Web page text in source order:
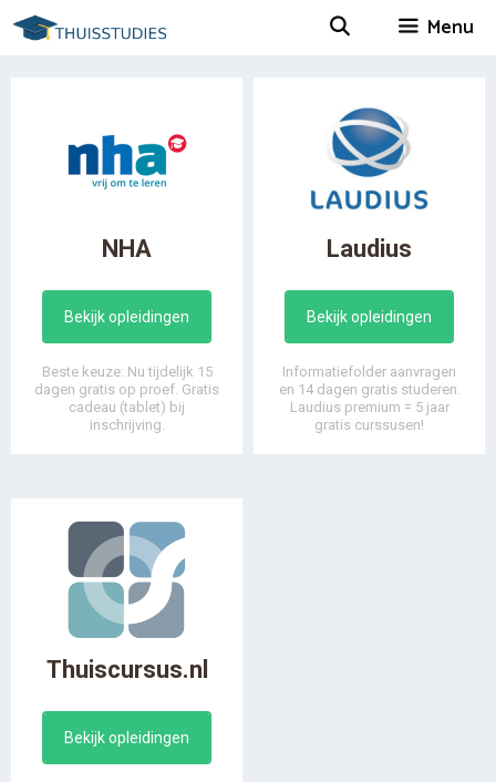
Spring
naar
Menu
NHA
Bekijk opleidingen
Beste keuze: Nu tijdelijk 15
dagen gratis op proef. Gratis
cadeau (tablet) bij
inschrijving.
Laudius
Bekijk opleidingen
Informatiefolder aanvragen
en 14 dagen gratis studeren.
Laudius premium = 5 jaar
gratis curssusen!
Thuiscursus.nl
Bekijk opleidingen